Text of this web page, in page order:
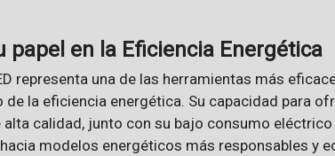
papel en la Eficiencia Energética
representa una de las herramientas más
la eficiencia energética. Su capacidad para
calidad, junto con su bajo consumo eléctrico
modelos energéticos más responsables y